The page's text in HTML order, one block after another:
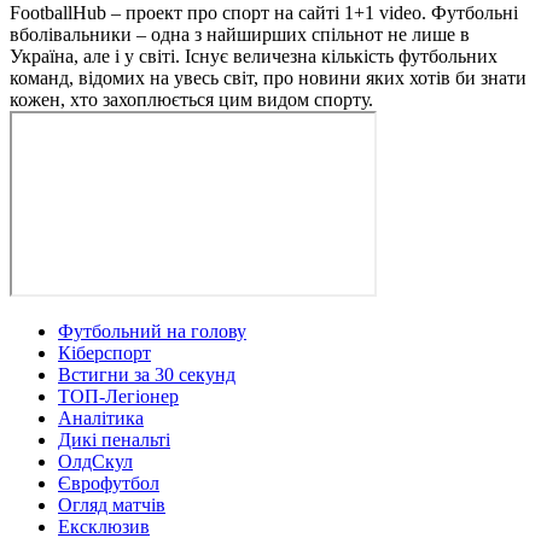
FootballHub – проект про спорт на сайті 1+1 video. Футбольні
вболівальники – одна з найширших спільнот не лише в
Україна, але і у світі. Існує величезна кількість футбольних
команд, відомих на увесь світ, про новини яких хотів би знати
кожен, хто захоплюється цим видом спорту.
Футбольний на голову
Кіберспорт
Встигни за 30 секунд
ТОП-Легіонер
Аналітика
Дикі пенальті
ОлдСкул
Єврофутбол
Огляд матчів
Ексклюзив